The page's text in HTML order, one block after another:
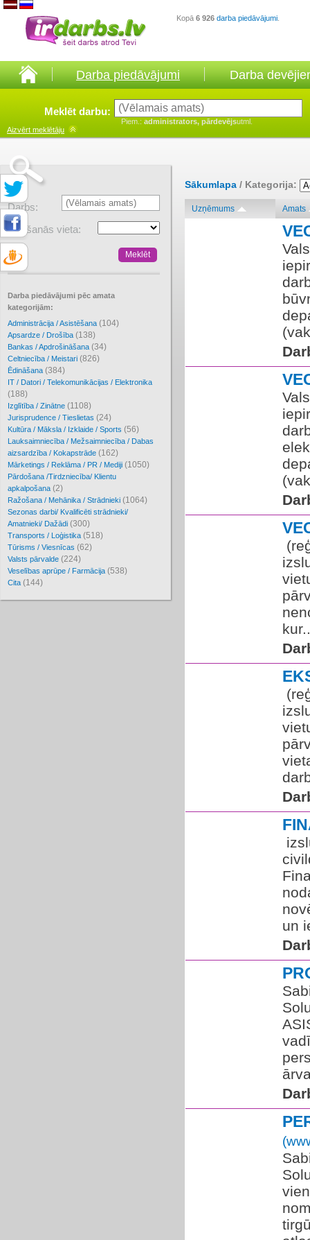
Kopā 6 926 darba piedāvājumi
Darba piedāvājumi Darba
Meklēt darbu:
Piem.: administrators, pārdevējsutml.
Aizvērt meklētāju
Darbs:
Atrašanās vieta:
Darba piedāvājumi pēc amata
kategorijām:
Administrācija / Asistēšana (104)
Apsardze / Drošība (138)
Bankas / Apdrošināšana (34)
Celtniecība / Meistari (826)
Ēdināšana (384)
IT / Datori / Telekomunikācijas / Elektronika
(188)
Izglītība / Zinātne (1108)
Jurisprudence / Tieslietas (24)
Kultūra / Māksla / Izklaide / Sports (56)
Lauksaimniecība / Mežsaimniecība / Dabas
aizsardzība / Kokapstrāde (162)
Mārketings / Reklāma / PR / Mediji (1050)
Pārdošana /Tirdzniecība/ Klientu
apkalpošana (2)
Ražošana / Mehānika / Strādnieki (1064)
Sezonas darbi/ Kvalificēti strādnieki/
Amatnieki/ Dažādi (300)
Transports / Loģistika (518)
Tūrisms / Viesnīcas (62)
Valsts pārvalde (224)
Veselības aprūpe / Farmācija (538)
Cita (144)
Sākumlapa / Kategorija:
Uzņēmums Amats
un